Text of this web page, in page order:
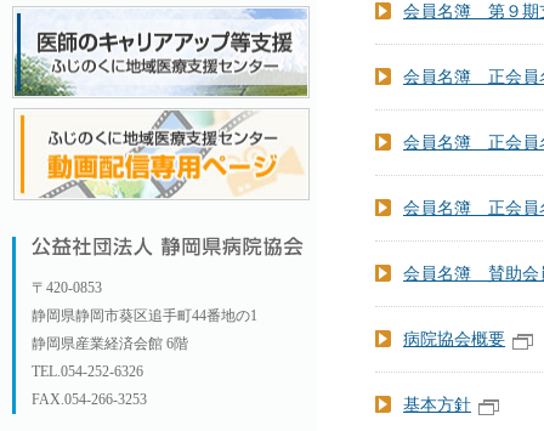
〒420-0853
静岡県静岡市葵区追手町44番地の1
静岡県産業経済会館 6階
TEL.054-252-6326
FAX.054-266-3253
会員名簿 第９期
会員名簿 正会員
会員名簿 正会員
会員名簿 正会員
会員名簿 賛助会
病院協会概要
基本方針